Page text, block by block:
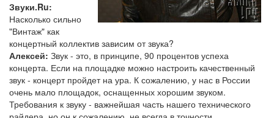
Звуки.Ru:
Насколько сильно
"Винтаж" как
концертный коллектив зависим от звука?
Алексей: Звук - это, в принципе, 90 процентов успеха
концерта. Если на площадке можно настроить качественный
звук - концерт пройдет на ура. К сожалению, у нас в России
очень мало площадок, оснащенных хорошим звуком.
Требования к звуку - важнейшая часть нашего технического